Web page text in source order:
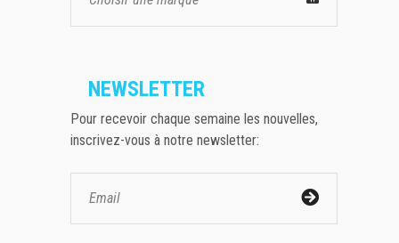
NEWSLETTER
Pour recevoir chaque semaine les nouvelles,
inscrivez-vous à notre newsletter: